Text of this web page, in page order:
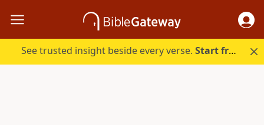
See trusted insight beside every verse.Start free.